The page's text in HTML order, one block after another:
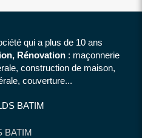
qui a plus de 10 ans
Rénovation: maçonnerie
construction de maison,
couverture...
BATIM
BATIM